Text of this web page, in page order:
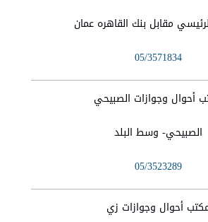
مقابل بنك القاهره عمان
05/3571834
أحوال وجوازات الصبيحي
الصبيحي- وسط البلد
05/3523289
أحوال وجوازات زي